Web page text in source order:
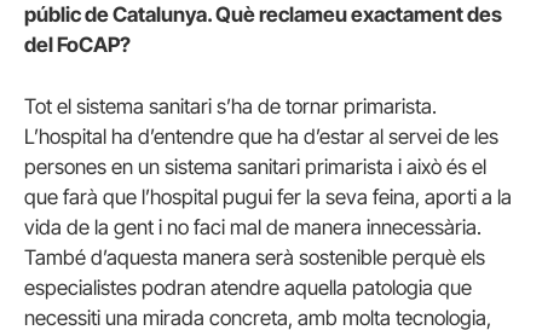
públic de Catalunya. Què reclameu exactament des
del FoCAP?
Tot el sistema sanitari s’ha de tornar primarista.
L’hospital ha d’entendre que ha d’estar al servei de les
persones en un sistema sanitari primarista i això és el
que farà que l’hospital pugui fer la seva feina, aporti a la
vida de la gent i no faci mal de manera innecessària.
També d’aquesta manera serà sostenible perquè els
especialistes podran atendre aquella patologia que
necessiti una mirada concreta, amb molta tecnologia,